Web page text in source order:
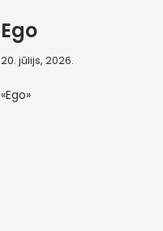
Ego
20. jūlijs, 2026.
«Ego»